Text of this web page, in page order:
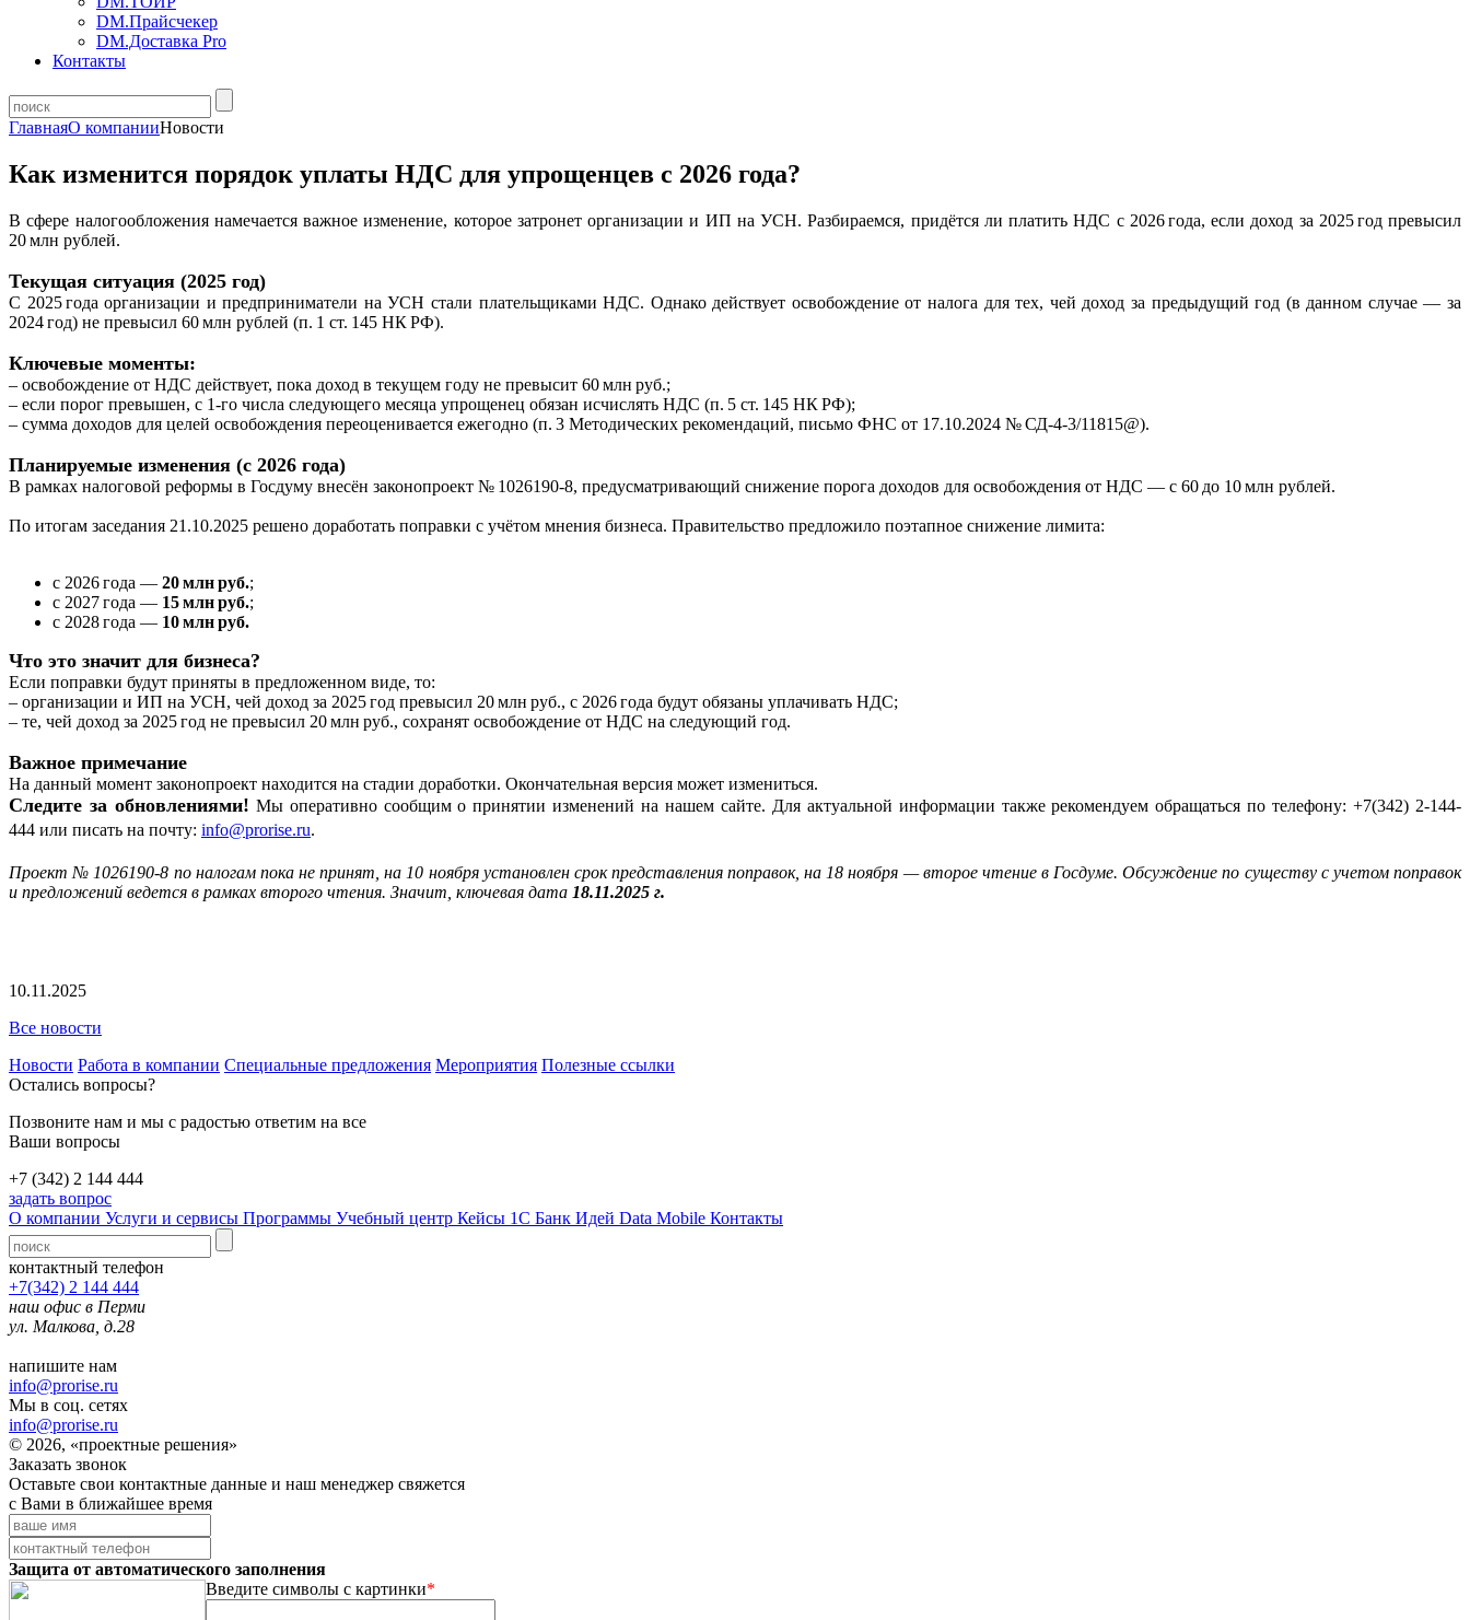
DM.Прайсчекер
DM.Доставка Pro
Контакты
ГлавнаяО компанииНовости
Как изменится порядок уплаты НДС для упрощенцев с 2026 года?
В сфере налогообложения намечается важное изменение, которое затронет организации и ИП на УСН. Разбираемся, придётся ли платить НДС с 2026 года, если доход за 2025 год превысил
20 млн рублей.
Текущая ситуация (2025 год)
С 2025 года организации и предприниматели на УСН стали плательщиками НДС. Однако действует освобождение от налога для тех, чей доход за предыдущий год (в данном случае — за
2024 год) не превысил 60 млн рублей (п. 1 ст. 145 НК РФ).
Ключевые моменты:
– освобождение от НДС действует, пока доход в текущем году не превысит 60 млн руб.;
– если порог превышен, с 1‑го числа следующего месяца упрощенец обязан исчислять НДС (п. 5 ст. 145 НК РФ);
– сумма доходов для целей освобождения переоценивается ежегодно (п. 3 Методических рекомендаций, письмо ФНС от 17.10.2024 № СД‑4‑3/11815@).
Планируемые изменения (с 2026 года)
В рамках налоговой реформы в Госдуму внесён законопроект № 1026190‑8, предусматривающий снижение порога доходов для освобождения от НДС — с 60 до 10 млн рублей.
По итогам заседания 21.10.2025 решено доработать поправки с учётом мнения бизнеса. Правительство предложило поэтапное снижение лимита:
с 2026 года — 20 млн руб.;
с 2027 года — 15 млн руб.;
с 2028 года — 10 млн руб.
Что это значит для бизнеса?
Если поправки будут приняты в предложенном виде, то:
– организации и ИП на УСН, чей доход за 2025 год превысил 20 млн руб., с 2026 года будут обязаны уплачивать НДС;
– те, чей доход за 2025 год не превысил 20 млн руб., сохранят освобождение от НДС на следующий год.
Важное примечание
На данный момент законопроект находится на стадии доработки. Окончательная версия может измениться.
Следите за обновлениями! Мы оперативно сообщим о принятии изменений на нашем сайте. Для актуальной информации также рекомендуем обращаться по телефону: +7(342) 2-144-
444 или писать на почту: info@prorise.ru.
Проект № 1026190-8 по налогам пока не принят, на 10 ноября установлен срок представления поправок, на 18 ноября — второе чтение в Госдуме. Обсуждение по существу с учетом поправок
и предложений ведется в рамках второго чтения. Значит, ключевая дата 18.11.2025 г.
10.11.2025
Все новости
Новости Работа в компании Специальные предложения Мероприятия Полезные ссылки
Остались вопросы?
Позвоните нам и мы с радостью ответим на все
Ваши вопросы
+7 (342) 2 144 444
задать вопрос
О компании Услуги и сервисы Программы Учебный центр Кейсы 1С Банк Идей Data Mobile Контакты
контактный телефон
+7(342) 2 144 444
наш офис в Перми
ул. Малкова, д.28
напишите нам
info@prorise.ru
Мы в соц. сетях
info@prorise.ru
© 2026, «проектные решения»
Заказать звонок
Оставьте свои контактные данные и наш менеджер свяжется
с Вами в ближайшее время
Защита от автоматического заполнения
Введите символы с картинки*